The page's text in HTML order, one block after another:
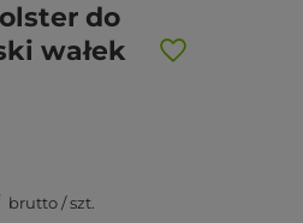
do
wałek
brutto/szt.